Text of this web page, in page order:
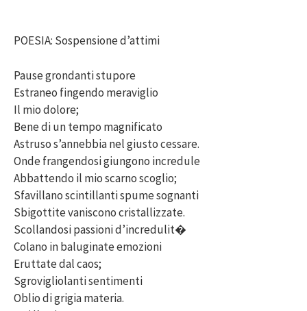
POESIA: Sospensione d’attimi
Pause grondanti stupore
Estraneo fingendo meraviglio
Il mio dolore;
Bene di un tempo magnificato
Astruso s’annebbia nel giusto cessare.
Onde frangendosi giungono incredule
Abbattendo il mio scarno scoglio;
Sfavillano scintillanti spume sognanti
Sbigottite vaniscono cristallizzate.
Scollandosi passioni d’incredulit�
Colano in baluginate emozioni
Eruttate dal caos;
Sgrovigliolanti sentimenti
Oblio di grigia materia.